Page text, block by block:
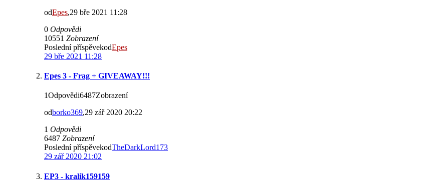
odEpes,29 bře 2021 11:28
0 Odpovědi
10551 Zobrazení
Poslední příspěvekodEpes
29 bře 2021 11:28
Epes 3 - Frag + GIVEAWAY!!!
1Odpovědi6487Zobrazení
odborko369,29 zář 2020 20:22
1 Odpovědi
6487 Zobrazení
Poslední příspěvekodTheDarkLord173
29 zář 2020 21:02
EP3 - kralik159159